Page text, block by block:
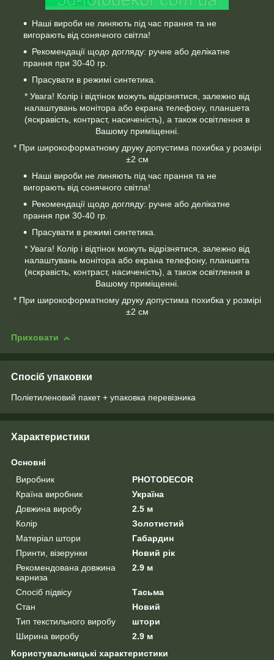
Наші вироби не линяють під час прання та не
вигорають від сонячного світла!
Рекомендації щодо догляду: ручне або делікатне
прання при 30-40 гр.
Прасувати в режимі синтетика.
* Увага! Колір і відтінок можуть відрізнятися, залежно від
налаштувань монітора або екрана телефону, планшета
(яскравість, контраст, насиченість), а також освітлення в
Вашому приміщенні.
* При широкоформатному друку допустима похибка у розмірі
±2 см
Наші вироби не линяють під час прання та не
вигорають від сонячного світла!
Рекомендації щодо догляду: ручне або делікатне
прання при 30-40 гр.
Прасувати в режимі синтетика.
* Увага! Колір і відтінок можуть відрізнятися, залежно від
налаштувань монітора або екрана телефону, планшета
(яскравість, контраст, насиченість), а також освітлення в
Вашому приміщенні.
* При широкоформатному друку допустима похибка у розмірі
±2 см
Приховати
Спосіб упаковки
Поліетиленовий пакет + упаковка перевізника
Характеристики
Основні
Виробник
PHOTODECOR
Країна виробник
Україна
Довжина виробу
2.5 м
Колір
Золотистий
Матеріал штори
Габардин
Принти, візерунки
Новий рік
Рекомендована довжина
карниза
2.9 м
Спосіб підвісу
Тасьма
Стан
Новий
Тип текстильного виробу
штори
Ширина виробу
2.9 м
Користувальницькі характеристики